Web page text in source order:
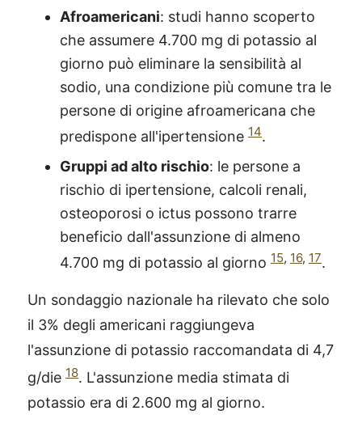
Afroamericani: studi hanno scoperto
che assumere 4.700 mg di potassio al
giorno può eliminare la sensibilità al
sodio, una condizione più comune tra le
persone di origine afroamericana che
predispone all'ipertensione 14.
Gruppi ad alto rischio: le persone a
rischio di ipertensione, calcoli renali,
osteoporosi o ictus possono trarre
beneficio dall'assunzione di almeno
4.700 mg di potassio al giorno 15, 16, 17.
Un sondaggio nazionale ha rilevato che solo
il 3% degli americani raggiungeva
l'assunzione di potassio raccomandata di 4,7
g/die 18. L'assunzione media stimata di
potassio era di 2.600 mg al giorno.